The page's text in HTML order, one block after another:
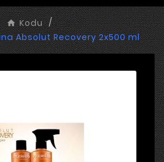
Kodu
Absolut Recovery 2x500 ml